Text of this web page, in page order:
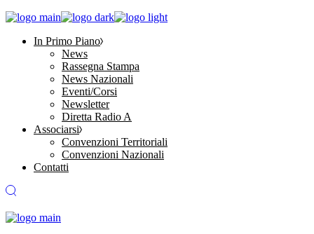
In Primo Piano
News
Rassegna Stampa
News Nazionali
Eventi/Corsi
Newsletter
Diretta Radio A
Associarsi
Convenzioni Territoriali
Convenzioni Nazionali
Contatti